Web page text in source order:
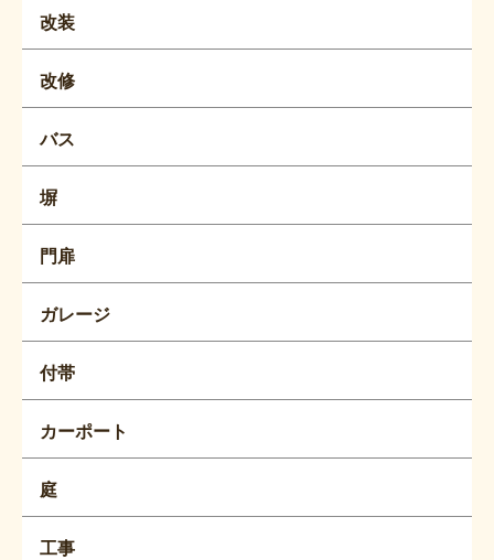
改装
改修
バス
塀
門扉
ガレージ
付帯
カーポート
庭
工事